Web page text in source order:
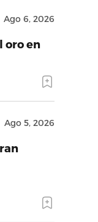
Ago 6, 2026
oro en
Ago 5, 2026